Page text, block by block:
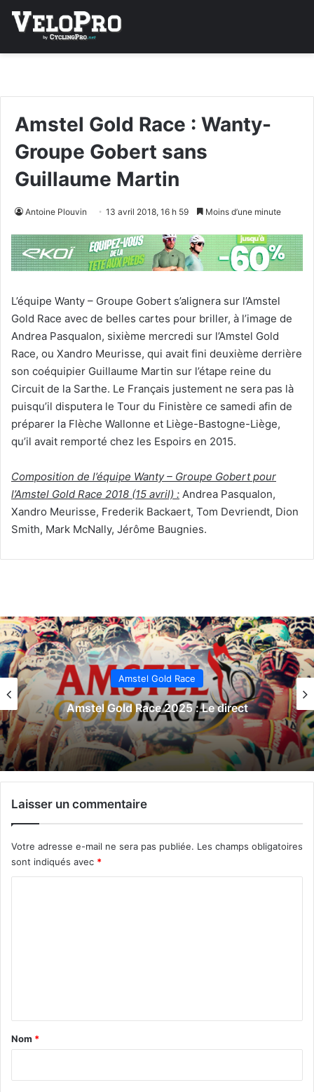
Amstel Gold Race : Wanty-
Groupe Gobert sans
Guillaume Martin
Antoine Plouvin 13 avril 2018, 16 h 59 Moins d’une minute
L’équipe Wanty – Groupe Gobert s’alignera sur l’Amstel
Gold Race avec de belles cartes pour briller, à l’image de
Andrea Pasqualon, sixième mercredi sur l’Amstel Gold
Race, ou Xandro Meurisse, qui avait fini deuxième derrière
son coéquipier Guillaume Martin sur l’étape reine du
Circuit de la Sarthe. Le Français justement ne sera pas là
puisqu’il disputera le Tour du Finistère ce samedi afin de
préparer la Flèche Wallonne et Liège-Bastogne-Liège,
qu’il avait remporté chez les Espoirs en 2015.
Composition de l’équipe Wanty – Groupe Gobert pour
l’Amstel Gold Race 2018 (15 avril) : Andrea Pasqualon,
Xandro Meurisse, Frederik Backaert, Tom Devriendt, Dion
Smith, Mark McNally, Jérôme Baugnies.
Amstel Gold Race
Amstel Gold Race 2025 : Le direct
Laisser un commentaire
Votre adresse e-mail ne sera pas publiée. Les champs obligatoires
sont indiqués avec *
a
Nom *